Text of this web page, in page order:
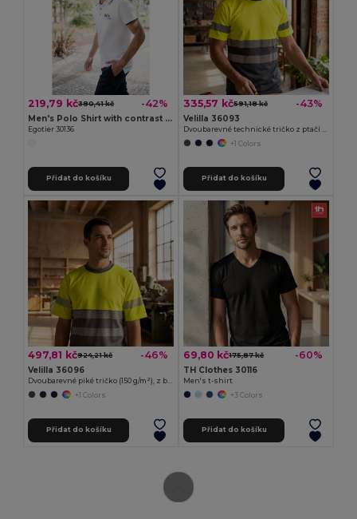
219,79 kč380,41 kč -42%
Men's Polo Shirt with contrast colour trim and buttons. White
Egotier 30136
Přidat do košíku
335,57 kč591,18 kč -43%
Velilla 36093
+1 Colors
Přidat do košíku
497,81 kč924,21 kč -46%
Velilla 36096
+1 Colors
Přidat do košíku
69,80 kč175,87 kč -60%
TH Clothes 30116
Men's t-shirt
+3 Colors
Přidat do košíku